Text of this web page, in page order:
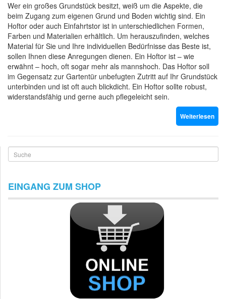
Wer ein großes Grundstück besitzt, weiß um die Aspekte, die
beim Zugang zum eigenen Grund und Boden wichtig sind. Ein
Hoftor oder auch Einfahrtstor ist in unterschiedlichen Formen,
Farben und Materialien erhältlich. Um herauszufinden, welches
Material für Sie und Ihre individuellen Bedürfnisse das Beste ist,
sollen Ihnen diese Anregungen dienen. Ein Hoftor ist – wie
erwähnt – hoch, oft sogar mehr als mannshoch. Das Hoftor soll
im Gegensatz zur Gartentür unbefugten Zutritt auf Ihr Grundstück
unterbinden und ist oft auch blickdicht. Ein Hoftor sollte robust,
widerstandsfähig und gerne auch pflegeleicht sein.
Weiterlesen
Suche
EINGANG ZUM SHOP